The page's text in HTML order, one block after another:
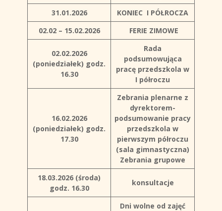
31.01.2026
KONIEC I PÓŁROCZA
02.02 – 15.02.2026
FERIE ZIMOWE
02.02.2026
(poniedziałek) godz.
16.30
Rada
podsumowująca
pracę przedszkola w
I półroczu
16.02.2026
(poniedziałek) godz.
17.30
Zebrania plenarne z
dyrektorem-
podsumowanie pracy
przedszkola w
pierwszym półroczu
(sala gimnastyczna)
Zebrania grupowe
18.03.2026 (środa)
godz. 16.30
konsultacje
Dni wolne od zajęć